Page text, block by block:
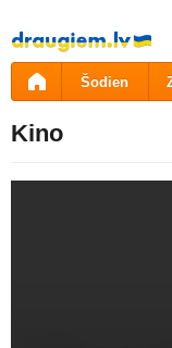
Pāriet
uz
saturu
Šodien
Kino